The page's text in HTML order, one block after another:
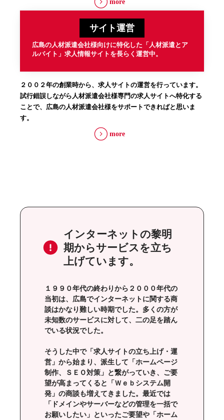
more
サイト運営
広島の人材派遣会社様向けに特化した「人材派遣とア
ルバイト」求人情報サイトを長らく運営中。
２００２年の創業時から、求人サイトの運営を行っています。
試行錯誤しながら人材派遣会社様専門の求人サイトへ特化する
ことで、広島の人材派遣会社様をサポートできればと思いま
す。
more
インターネットの黎明
期からサービスを立ち
上げています。
１９９０年代の終わりから２０００年代の
当初は、広島でインターネットに関する商
談はかなり難しい時期でした。多くの方が
未知数のサービスに対して、二の足を踏ん
でいる状況でした。
そうした中で「求人サイトの立ち上げ・運
営」から始まり、派生して「ホームページ
制作、ＳＥＯ対策」と繋がっていき、ご要
望が高まってくると「Ｗｅｂシステム開
発」の商談も増えてきました。最近では
「ドメインやサーバーなどの管理を一括で
お願いしたい」といったご要望や「ホーム